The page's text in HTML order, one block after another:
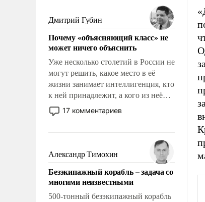
знанием, что мировая политика
имеет свойство заявляться на порог
нашего дома.
Дмитрий Губин
Почему «объясняющий класс» не
может ничего объяснить
Уже несколько столетий в России не
могут решить, какое место в её
жизни занимает интеллигенция, кто
к ней принадлежит, а кого из неё
исключили с правом
восстановления и без оного. И чем
казалось, что эти вопросы решены
раз и навсегда, но – нет, не решены.
17 комментариев
Александр Тимохин
Безэкипажный корабль – задача со
многими неизвестными
500-тонный безэкипажный корабль